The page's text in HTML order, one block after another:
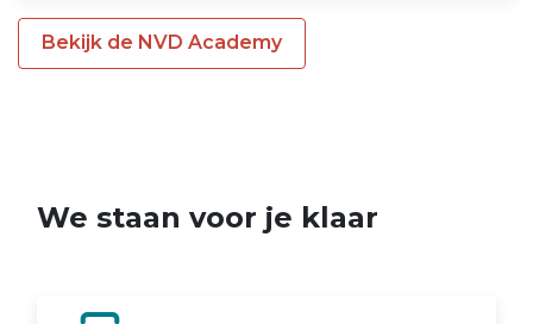
Bekijk de NVD Academy
We staan voor je klaar